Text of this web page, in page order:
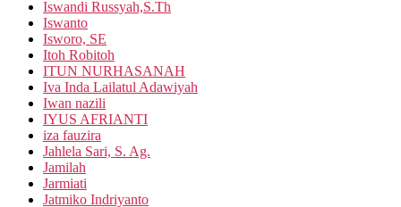
Iswandi Russyah,S.Th
Iswanto
Isworo, SE
Itoh Robitoh
ITUN NURHASANAH
Iva Inda Lailatul Adawiyah
Iwan nazili
IYUS AFRIANTI
iza fauzira
Jahlela Sari, S. Ag.
Jamilah
Jarmiati
Jatmiko Indriyanto